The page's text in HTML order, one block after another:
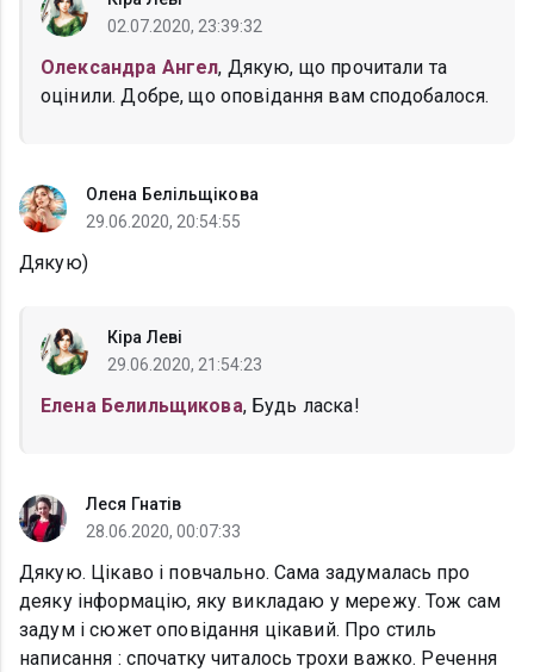
02.07.2020, 23:39:32
Олександра Ангел, Дякую, що прочитали та
оцінили. Добре, що оповідання вам сподобалося.
Олена Белільщікова
29.06.2020, 20:54:55
Дякую)
Кіра Леві
29.06.2020, 21:54:23
Елена Белильщикова, Будь ласка!
Леся Гнатів
28.06.2020, 00:07:33
Дякую. Цікаво і повчально. Сама задумалась про
деяку інформацію, яку викладаю у мережу. Тож сам
задум і сюжет оповідання цікавий. Про стиль
написання : спочатку читалось трохи важко. Речення